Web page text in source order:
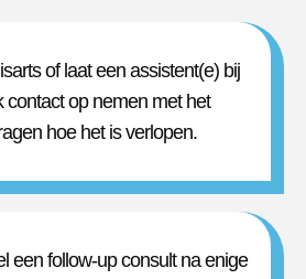
of laat een assistent(e) bij
contact op nemen met het
hoe het is verlopen.
een follow-up consult na enige